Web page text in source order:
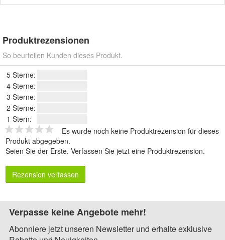
Produktrezensionen
So beurteilen Kunden dieses Produkt.
5 Sterne:
4 Sterne:
3 Sterne:
2 Sterne:
1 Stern:
Es wurde noch keine Produktrezension für dieses
Produkt abgegeben.
Seien Sie der Erste. Verfassen Sie jetzt eine Produktrezension.
Rezension verfassen
Verpasse keine Angebote mehr!
Abonniere jetzt unseren Newsletter und erhalte exklusive